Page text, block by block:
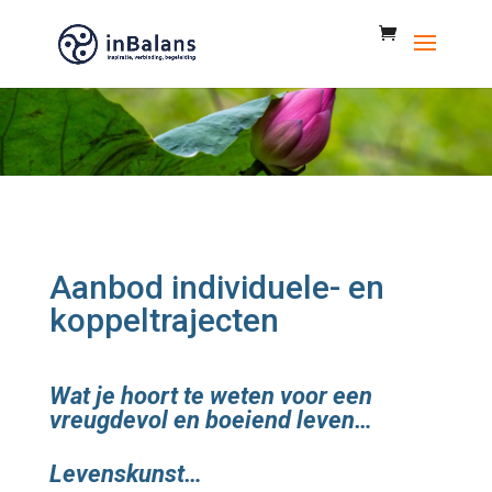
Aanbod individuele- en
koppeltrajecten
Wat je hoort te weten voor een
vreugdevol en boeiend leven…
Levenskunst…